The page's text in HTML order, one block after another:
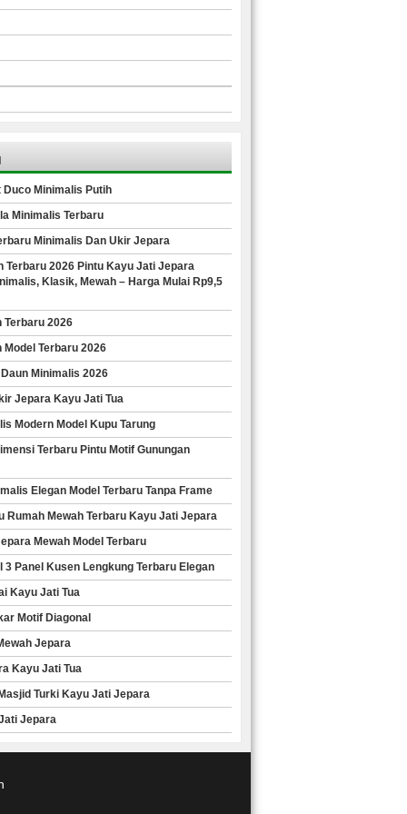
Duco Minimalis Putih
Minimalis Terbaru
Minimalis Dan Ukir Jepara
Terbaru 2026 Pintu Kayu Jati Jepara
Klasik, Mewah – Harga Mulai Rp9,5
Terbaru 2026
Terbaru 2026
Minimalis 2026
Jepara Kayu Jati Tua
Modern Model Kupu Tarung
Terbaru Pintu Motif Gunungan
Elegan Model Terbaru Tanpa Frame
Rumah Mewah Terbaru Kayu Jati Jepara
Mewah Model Terbaru
3 Panel Kusen Lengkung Terbaru Elegan
Kayu Jati Tua
Motif Diagonal
Jepara
Kayu Jati Tua
Turki Kayu Jati Jepara
Jepara